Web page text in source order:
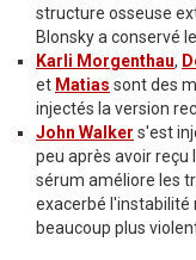
structure osseuse
Blonsky a conservé
Karli Morgenthau,
et Matias sont des
injectés la version
John Walker s'est
peu après avoir reçu
sérum améliore les
exacerbé l'instabilité
beaucoup plus